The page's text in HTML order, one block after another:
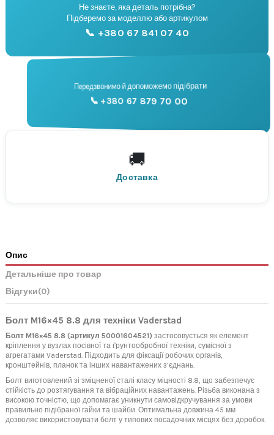
🔧
Підбір запчастин
Не знаєте, яка деталь потрібна?
Підберемо за моделлю або артикулом
📞 +380 67 841 07 40
📞
Консультація
Передзвонимо й допоможемо підібрати
📞 +380 67 879 70 00
🚚
Доставка
По всій Україні
Нова Пошта
Опис
Детальніше про товар
Відгуки(0)
Болт M16×45 8.8 для техніки Vaderstad
Болт M16×45 8.8 (артикул 50001604521) застосовується як елемент
кріплення у вузлах посівної та ґрунтообробної техніки, сумісної з
агрегатами Vaderstad. Підходить для фіксації робочих органів,
кронштейнів, планок та інших навантажених з’єднань.
Болт виготовлений зі зміцненої сталі класу міцності 8.8, що забезпечує
стійкість до розтягування та вібраційних навантажень. Різьба виконана з
високою точністю, що допомагає уникнути самовідкручування за умови
правильно підібраної гайки та шайби. Оптимальна довжина 45 мм
дозволяє використовувати болт у типових посадочних місцях без доробок.